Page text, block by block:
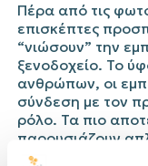
Πέρα από τις
επισκέπτες
“νιώσουν” την
ξενοδοχείο. Το
ανθρώπων, οι
σύνδεση με τον
ρόλο. Τα πιο
παρουσιάζουν
επιθυμία για το